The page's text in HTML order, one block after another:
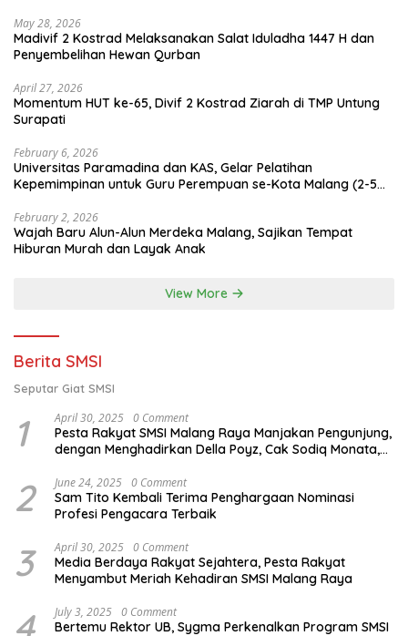
May 28, 2026
Madivif 2 Kostrad Melaksanakan Salat Iduladha 1447 H dan
Penyembelihan Hewan Qurban
April 27, 2026
Momentum HUT ke-65, Divif 2 Kostrad Ziarah di TMP Untung
Surapati
February 6, 2026
Universitas Paramadina dan KAS, Gelar Pelatihan
Kepemimpinan untuk Guru Perempuan se-Kota Malang (2-5
February 2, 2026
Wajah Baru Alun-Alun Merdeka Malang, Sajikan Tempat
Hiburan Murah dan Layak Anak
View More
Berita SMSI
Seputar Giat SMSI
1 April 30, 2025 0 Comment
Pesta Rakyat SMSI Malang Raya Manjakan Pengunjung,
dengan Menghadirkan Della Poyz, Cak Sodiq Monata,
2 June 24, 2025 0 Comment
Sam Tito Kembali Terima Penghargaan Nominasi
Profesi Pengacara Terbaik
3 April 30, 2025 0 Comment
Media Berdaya Rakyat Sejahtera, Pesta Rakyat
Menyambut Meriah Kehadiran SMSI Malang Raya
July 3, 2025 0 Comment
Bertemu Rektor UB, Sygma Perkenalkan Program SMSI